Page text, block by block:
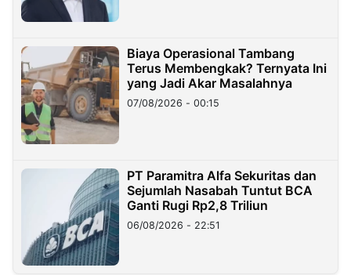
Biaya Operasional Tambang
Terus Membengkak? Ternyata Ini
yang Jadi Akar Masalahnya
07/08/2026 - 00:15
PT Paramitra Alfa Sekuritas dan
Sejumlah Nasabah Tuntut BCA
Ganti Rugi Rp2,8 Triliun
06/08/2026 - 22:51